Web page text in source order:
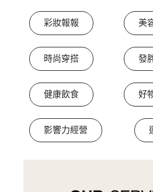
彩妝報報 美
時尚穿搭 發
健康飲食 好
影響力經營